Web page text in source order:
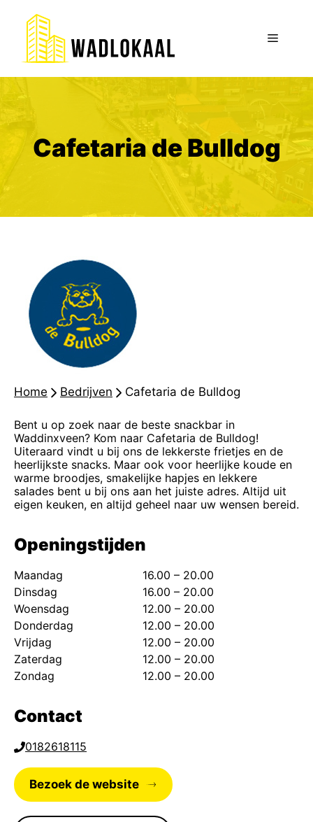
inhoud
Menu
Cafetaria de Bulldog
Home - Bedrijven - Cafetaria de Bulldog
Bent u op zoek naar de beste snackbar in
Waddinxveen? Kom naar Cafetaria de Bulldog!
Uiteraard vindt u bij ons de lekkerste frietjes en de
heerlijkste snacks. Maar ook voor heerlijke koude en
warme broodjes, smakelijke hapjes en lekkere
salades bent u bij ons aan het juiste adres. Altijd uit
eigen keuken, en altijd geheel naar uw wensen bereid.
Openingstijden
Maandag
16.00 – 20.00
Dinsdag
16.00 – 20.00
Woensdag
12.00 – 20.00
Donderdag
12.00 – 20.00
Vrijdag
12.00 – 20.00
Zaterdag
12.00 – 20.00
Zondag
12.00 – 20.00
Contact
0182618115
Bezoek de website